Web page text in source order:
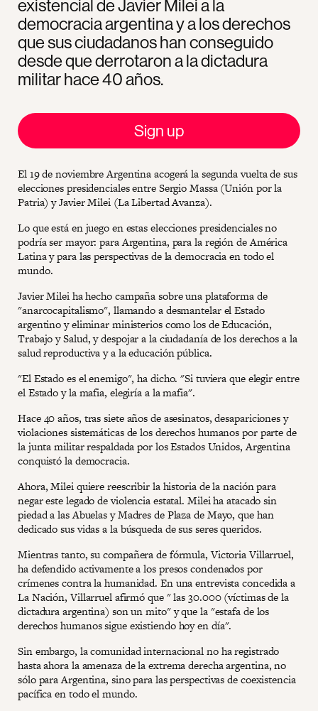
existencial de Javier Milei a la
democracia argentina y a los derechos
que sus ciudadanos han conseguido
desde que derrotaron a la dictadura
militar hace 40 años.
Sign up
El 19 de noviembre Argentina acogerá la segunda vuelta de sus
elecciones presidenciales entre Sergio Massa (Unión por la
Patria) y Javier Milei (La Libertad Avanza).
Lo que está en juego en estas elecciones presidenciales no
podría ser mayor: para Argentina, para la región de América
Latina y para las perspectivas de la democracia en todo el
mundo.
Javier Milei ha hecho campaña sobre una plataforma de
"anarcocapitalismo", llamando a desmantelar el Estado
argentino y eliminar ministerios como los de Educación,
Trabajo y Salud, y despojar a la ciudadanía de los derechos a la
salud reproductiva y a la educación pública.
"El Estado es el enemigo", ha dicho. "Si tuviera que elegir entre
el Estado y la mafia, elegiría a la mafia".
Hace 40 años, tras siete años de asesinatos, desapariciones y
violaciones sistemáticas de los derechos humanos por parte de
la junta militar respaldada por los Estados Unidos, Argentina
conquistó la democracia.
Ahora, Milei quiere reescribir la historia de la nación para
negar este legado de violencia estatal. Milei ha atacado sin
piedad a las Abuelas y Madres de Plaza de Mayo, que han
dedicado sus vidas a la búsqueda de sus seres queridos.
Mientras tanto, su compañera de fórmula, Victoria Villarruel,
ha defendido activamente a los presos condenados por
crímenes contra la humanidad. En una entrevista concedida a
La Nación, Villarruel afirmó que " las 30.000 (víctimas de la
dictadura argentina) son un mito" y que la "estafa de los
derechos humanos sigue existiendo hoy en día".
Sin embargo, la comunidad internacional no ha registrado
hasta ahora la amenaza de la extrema derecha argentina, no
sólo para Argentina, sino para las perspectivas de coexistencia
pacífica en todo el mundo.